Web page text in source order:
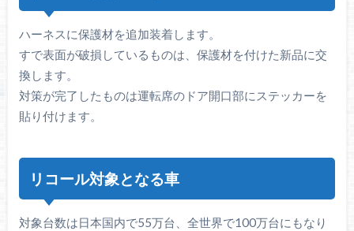
ハーネスに保護材を追加装着します。
すで表面が破損しているものは、保護材を付けた新品に交
換します。
対策が完了したものは運転席のドア開口部にステッカーを
貼り付けます。
リコール対象となる車
対象台数は日本国内で55万台、全世界で100万台にもなり